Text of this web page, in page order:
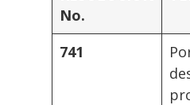
No.
741